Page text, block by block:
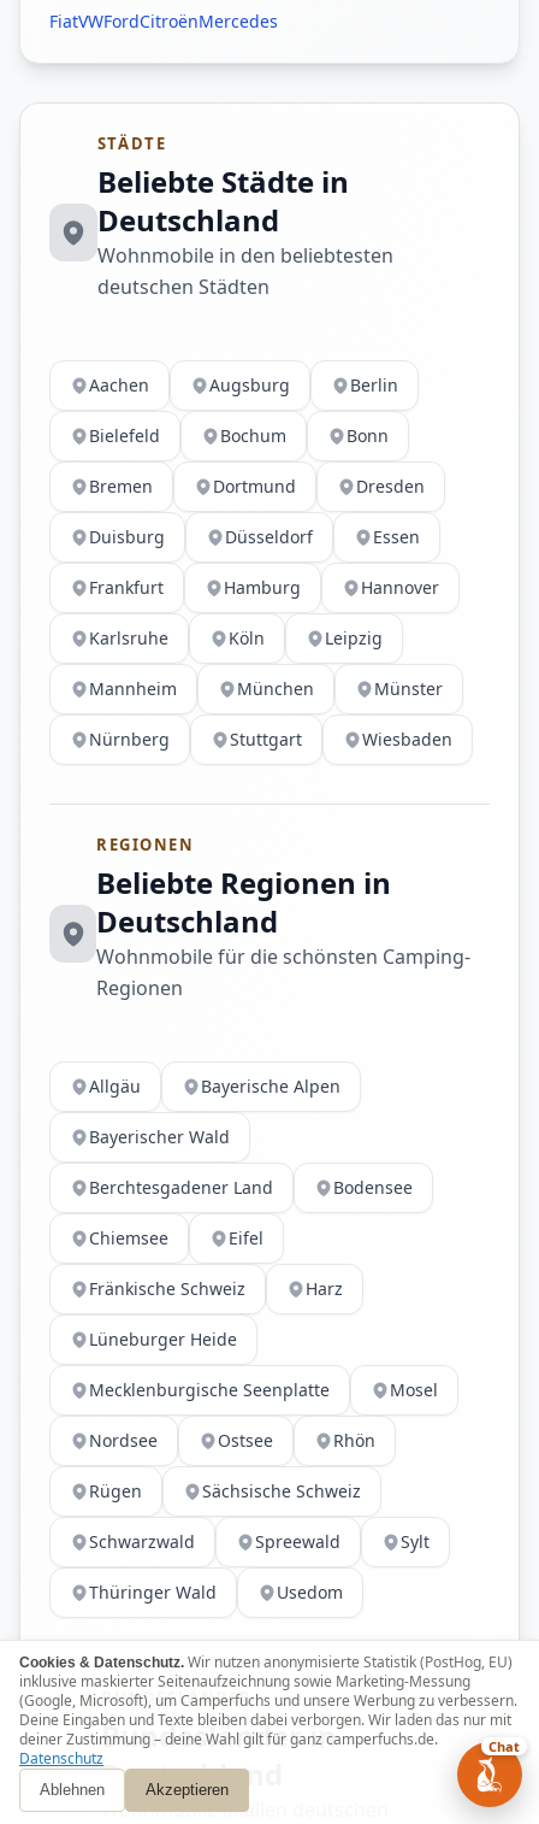
FiatVWFordCitroënMercedes
STÄDTE
Beliebte Städte in
Deutschland
Wohnmobile in den beliebtesten
deutschen Städten
Aachen Augsburg Berlin
Bielefeld Bochum Bonn
Bremen Dortmund Dresden
Duisburg Düsseldorf Essen
Frankfurt Hamburg Hannover
Karlsruhe Köln Leipzig
Mannheim München Münster
Nürnberg Stuttgart Wiesbaden
REGIONEN
Beliebte Regionen in
Deutschland
Wohnmobile für die schönsten Camping-
Regionen
Allgäu Bayerische Alpen
Bayerischer Wald
Berchtesgadener Land Bodensee
Chiemsee Eifel
Fränkische Schweiz Harz
Lüneburger Heide
Mecklenburgische Seenplatte Mosel
Nordsee Ostsee Rhön
Rügen Sächsische Schweiz
Schwarzwald Spreewald Sylt
Thüringer Wald Usedom
BUNDESLÄNDER
Bundesländer in
Deutschland
Wohnmobile in allen deutschen
Cookies & Datenschutz. Wir nutzen anonymisierte Statistik (PostHog, EU)
inklusive maskierter Seitenaufzeichnung sowie Marketing-Messung
(Google, Microsoft), um Camperfuchs und unsere Werbung zu verbessern.
Deine Eingaben und Texte bleiben dabei verborgen. Wir laden das nur mit
deiner Zustimmung – deine Wahl gilt für ganz camperfuchs.de.
Datenschutz
Ablehnen Akzeptieren
Chat